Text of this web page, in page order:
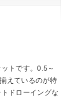
トです。0.5～
えているのが特
ドローイングな